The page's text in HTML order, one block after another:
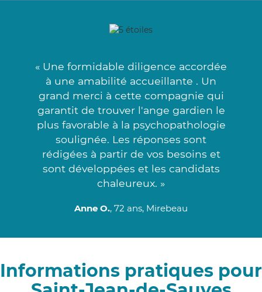
« Une formidable diligence accordée
à une amabilité accueillante . Un
grand merci à cette compagnie qui
garantit de trouver l'ange gardien le
plus favorable à la psychopathologie
soulignée. Les réponses sont
rédigées à partir de vos besoins et
sont développées et les candidats
chaleureux. »
Anne O., 72 ans, Mirebeau
Informations pratiques pour